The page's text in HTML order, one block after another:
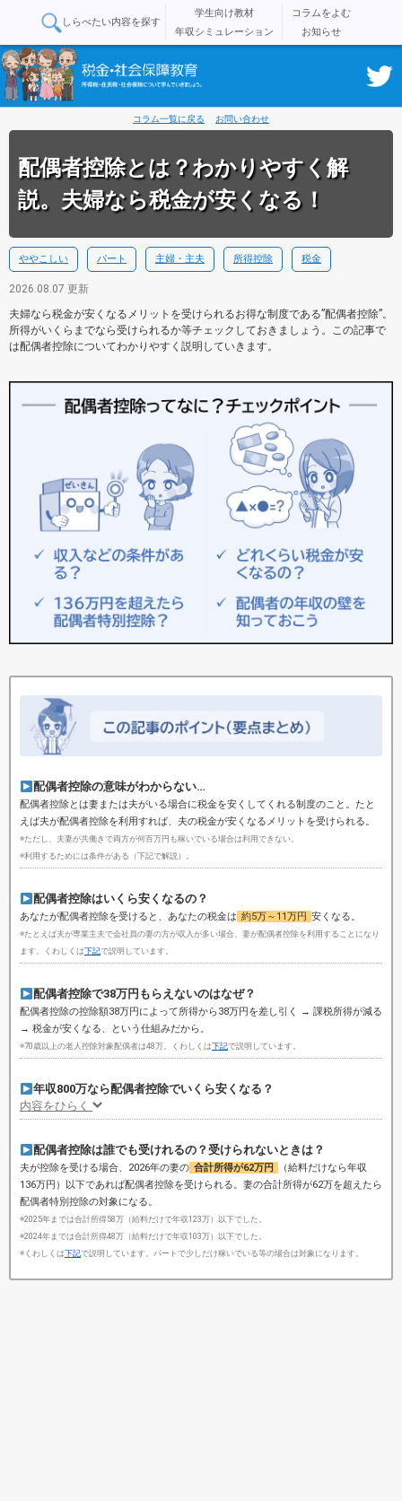
しらべたい内容を探す
学生向け教材
コラムをよむ
年収シミュレーション
お知らせ
コラム一覧に戻る お問い合わせ
配偶者控除とは？わかりやすく解
説。夫婦なら税金が安くなる！
ややこしい パート 主婦・主夫 所得控除 税金
2026.08.07 更新
夫婦なら税金が安くなるメリットを受けられるお得な制度である”配偶者控除”。
所得がいくらまでなら受けられるか等チェックしておきましょう。この記事で
は配偶者控除についてわかりやすく説明していきます。
配偶者控除の意味がわからない…
配偶者控除とは妻または夫がいる場合に税金を安くしてくれる制度のこと。たと
えば夫が配偶者控除を利用すれば、夫の税金が安くなるメリットを受けられる。
※ただし、夫妻が共働きで両方が何百万円も稼いでいる場合は利用できない。
※利用するためには条件がある（下記で解説）。
配偶者控除はいくら安くなるの？
あなたが配偶者控除を受けると、あなたの税金は 約5万～11万円 安くなる。
※たとえば夫が専業主夫で会社員の妻の方が収入が多い場合、妻が配偶者控除を利用することになり
ます。くわしくは下記で説明しています。
配偶者控除で38万円もらえないのはなぜ？
配偶者控除の控除額38万円によって所得から38万円を差し引く → 課税所得が減る
→ 税金が安くなる、という仕組みだから。
※70歳以上の老人控除対象配偶者は48万。くわしくは下記で説明しています。
年収800万なら配偶者控除でいくら安くなる？
内容をひらく
配偶者控除は誰でも受けれるの？受けられないときは？
夫が控除を受ける場合、2026年の妻の 合計所得が62万円
（給料だけなら年収
136万円）以下であれば配偶者控除を受けられる。妻の合計所得が62万を超えたら
配偶者特別控除の対象になる。
※2025年までは合計所得58万（給料だけで年収123万）以下でした。
※2024年までは合計所得48万（給料だけで年収103万）以下でした。
※くわしくは下記で説明しています。パートで少しだけ稼いでいる等の場合は対象になります。